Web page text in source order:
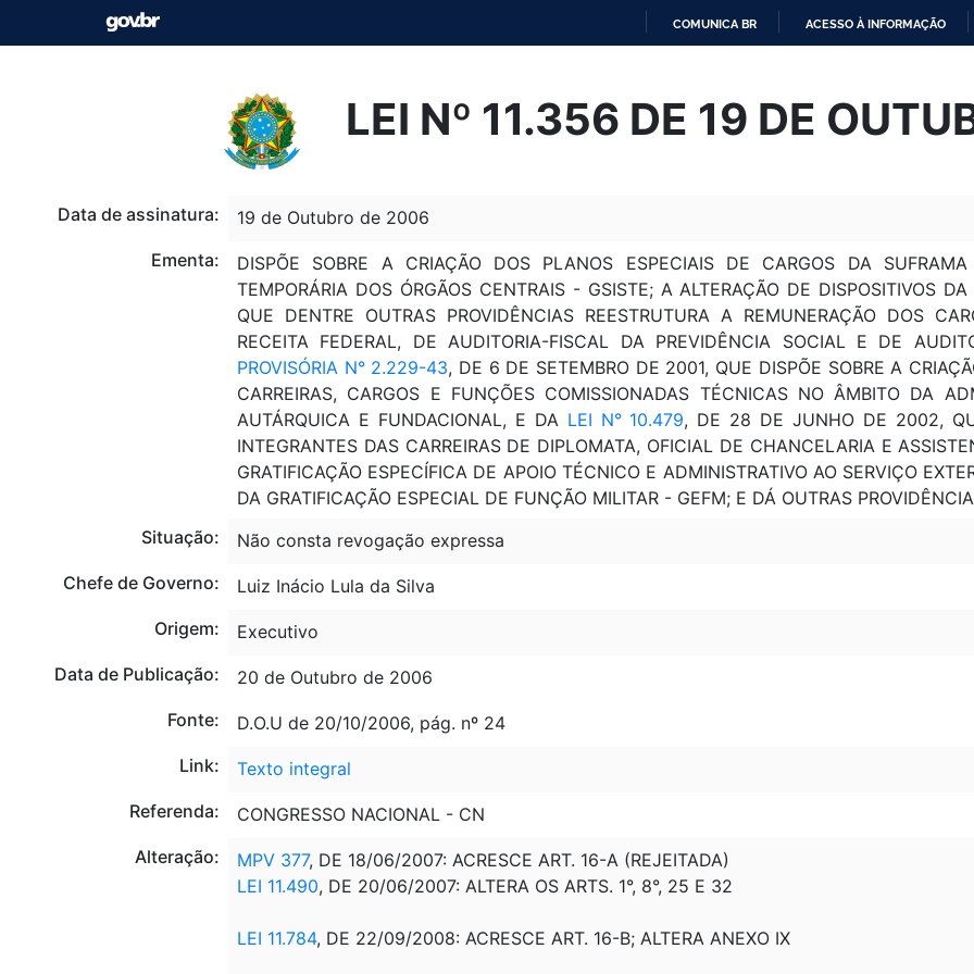
O
CONTEÚDO
COMUNICA BR ACESSO À INFORMAÇÃO
LEI Nº 11.356 DE 19 DE
Data de assinatura:
19 de Outubro de 2006
Ementa:
DISPÕE SOBRE A CRIAÇÃO DOS PLANOS ESPECIAIS DE CARGOS DA
TEMPORÁRIA DOS ÓRGÃOS CENTRAIS - GSISTE; A ALTERAÇÃO DE DISPOSITIVOS
QUE DENTRE OUTRAS PROVIDÊNCIAS REESTRUTURA A REMUNERAÇÃO DOS
RECEITA FEDERAL, DE AUDITORIA-FISCAL DA PREVIDÊNCIA SOCIAL E DE
PROVISÓRIA N° 2.229-43, DE 6 DE SETEMBRO DE 2001, QUE DISPÕE SOBRE A
CARREIRAS, CARGOS E FUNÇÕES COMISSIONADAS TÉCNICAS NO ÂMBITO DA
AUTÁRQUICA E FUNDACIONAL, E DA LEI N° 10.479, DE 28 DE JUNHO DE 2002,
INTEGRANTES DAS CARREIRAS DE DIPLOMATA, OFICIAL DE CHANCELARIA E
GRATIFICAÇÃO ESPECÍFICA DE APOIO TÉCNICO E ADMINISTRATIVO AO SERVIÇO
DA GRATIFICAÇÃO ESPECIAL DE FUNÇÃO MILITAR - GEFM; E DÁ OUTRAS
Situação:
Não consta revogação expressa
Chefe de Governo:
Luiz Inácio Lula da Silva
Origem:
Executivo
Data de Publicação:
20 de Outubro de 2006
Fonte:
D.O.U de 20/10/2006, pág. nº 24
Link:
Texto integral
Referenda:
CONGRESSO NACIONAL - CN
Alteração:
MPV 377, DE 18/06/2007: ACRESCE ART. 16-A (REJEITADA)
LEI 11.490, DE 20/06/2007: ALTERA OS ARTS. 1°, 8°, 25 E 32
LEI 11.784, DE 22/09/2008: ACRESCE ART. 16-B; ALTERA ANEXO IX